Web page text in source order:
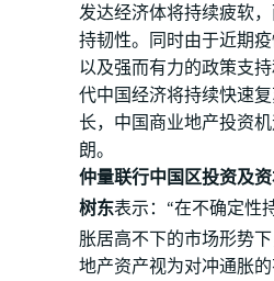
发达经济体将持续疲软
持韧性。同时由于近期
以及强而有力的政策支
代中国经济将持续快速
长，中国商业地产投资
朗。
仲量联行中国区投资及
树东表示：“在不确定性
胀居高不下的市场形势
地产资产视为对冲通胀